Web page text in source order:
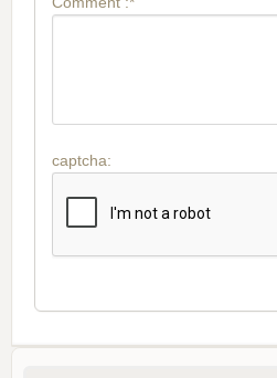
captcha: